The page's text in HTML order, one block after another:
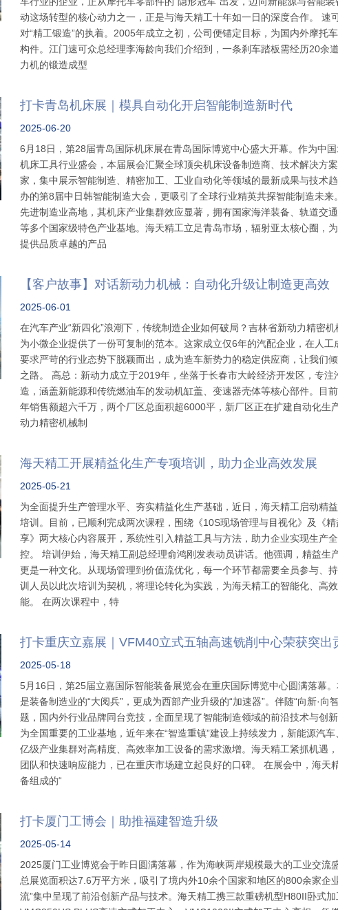
动这场转型的核心动力之一，正是与海天精工十年如一日的深度合作。 速
对“精工锻造”的执着。2005年成立之初，公司便锚定目标，为国内外摩托
构件。江门速可众总经理李海龄向我们介绍到，一条刹车踏板需经历20余
力机的锻造成型
打卡青岛机床展｜模具自动化开启智能制造新时代
2025-06-20
6月18日，第28届青岛国际机床展在青岛国际博览中心盛大开幕。作为中
机床工具行业盛会，本届展会汇聚全球顶尖机床设备制造商、技术解决方
家，集中展示智能制造、精密加工、工业自动化等领域的最新成果与技术
办的第8届中日韩智能制造大会，更吸引了全球行业精英共探智能制造未来
先进制造业高地，其机床产业集群效应显著，拥有国家海洋装备、轨道交
等多个国家级特色产业基地。海天精工立足青岛市场，辐射亚太核心圈，
提供品质卓越的产品
【客户故事】对话新动力机械：自动化升级让制造更高效
2025-06-01
在汽车产业“新四化”浪潮下，传统制造企业如何破局？吉林省新动力精密机
为小微企业提供了一份可复制的范本。这家成立仅6年的汽配企业，在人工
要求严苛的行业态势下脱颖而出，成为造车新势力的稳定供应商，让我们
之路。 高总：新动力成立于2019年，坐落于长春市大岭经济开发区，专注
造，涵盖新能源和传统燃油车的发动机缸盖、变速器壳体等核心部件。目
年销售额超六千万，两个厂区总面积超6000平，新厂区正在扩建自动化生
动力精密机械制
海天精工开展精益化生产专项培训，助力企业高效发展
2025-05-21
为全面提升生产管理水平、夯实精益化生产基础，近日，海天精工启动精
培训。目前，已顺利完成两次课程，围绕《10S现场管理与目视化》及《
享》两大核心内容展开，系统性引入精益工具与方法，助力企业实现生产
控。 培训伊始，海天精工副总经理俞鸿刚发表动员讲话。他强调，精益生
更是一种文化。从现场管理到价值流优化，每一个环节都需要全员参与、
训人员以此次培训为契机，将理论转化为实践，为海天精工的智能化、高
能。 在两次课程中，特
打卡重庆立嘉展｜VFM40立式五轴高速铣削中心荣获突出
2025-05-18
5月16日，第25届立嘉国际智能装备展览会在重庆国际博览中心圆满落幕
是装备制造业的“大阅兵”，更成为西部产业升级的“加速器”。伴随“向新·向
题，国内外行业品牌同台竞技，全面呈现了智能制造领域的前沿技术与创
为全国重要的工业基地，近年来在“智造重镇”建设上持续发力，新能源汽
亿级产业集群对高精度、高效率加工设备的需求激增。海天精工紧抓机遇
团队和快速响应能力，已在重庆市场建立起良好的口碑。 在展会中，海天
备组成的“
打卡厦门工博会｜助推福建智造升级
2025-05-14
2025厦门工业博览会于昨日圆满落幕，作为海峡两岸规模最大的工业交流
总展览面积达7.6万平方米，吸引了境内外10余个国家和地区的800余家企
流”集中呈现了前沿创新产品与技术。海天精工携三款重磅机型H80II卧式加